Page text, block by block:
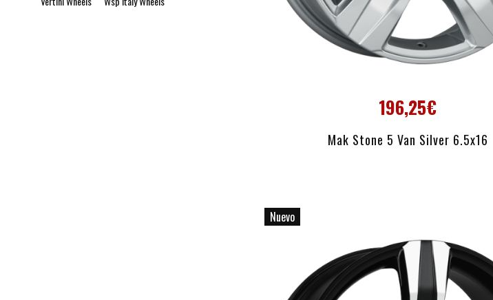
196,25€
Mak Stone 5 Van Silver 6.5x16
AÑADIR AL CARRITO
Nuevo